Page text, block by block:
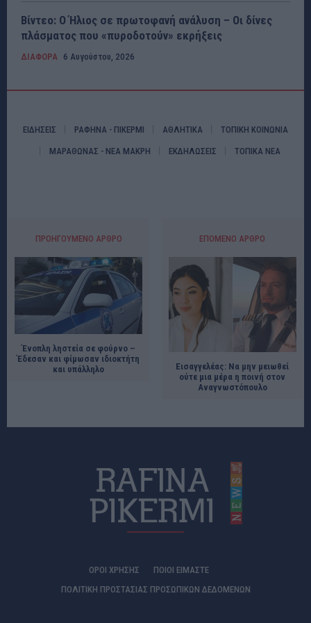
Βίντεο: Ο Ήλιος σε πρωτοφανή ανάλυση – Οι δίνες
πλάσματος που «πυροδοτούν» εκρήξεις
ΔΙΑΦΟΡΑ 6 Αυγούστου, 2026
ΕΙΔΗΣΕΙΣ ΡΑΦΗΝΑ - ΠΙΚΕΡΜΙ ΑΘΛΗΤΙΚΑ ΤΟΠΙΚΗ ΚΟΙΝΩΝΙΑ
ΜΑΡΑΘΩΝΑΣ - ΝΕΑ ΜΑΚΡΗ ΕΚΔΗΛΩΣΕΙΣ ΤΟΠΙΚΑ ΝΕΑ
ΠΡΟΗΓΟΎΜΕΝΟ ΆΡΘΡΟ
Ένοπλη ληστεία σε φούρνο –
Έδεσαν και φίμωσαν ιδιοκτήτη
και υπάλληλο
ΕΠΌΜΕΝΟ ΆΡΘΡΟ
Εισαγγελέας: Να μην μειωθεί
ούτε μια μέρα η ποινή στον
Αναγνωστόπουλο
ΟΡΟΙ ΧΡΗΣΗΣ
ΠΟΙΟΊ ΕΊΜΑΣΤΕ
ΠΟΛΙΤΙΚΗ ΠΡΟΣΤΑΣΙΑΣ ΠΡΟΣΩΠΙΚΩΝ ΔΕΔΟΜΕΝΩΝ